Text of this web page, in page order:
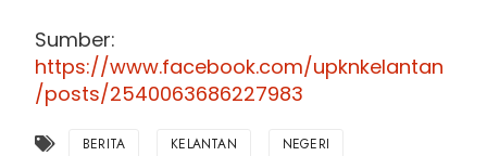
Sumber:
https://www.facebook.com/upknkelantan
/posts/2540063686227983
BERITA KELANTAN NEGERI